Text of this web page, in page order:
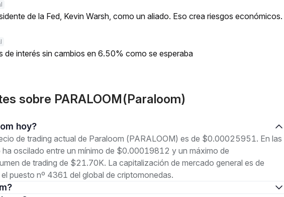
de la Fed, Kevin Warsh, como un aliado. Eso crea riesgos económicos.
de interés sin cambios en 6.50% como se esperaba
sobre PARALOOM(Paraloom)
hoy?
de trading actual de Paraloom (PARALOOM) es de $0.00025951. En las
oscilado entre un mínimo de $0.00019812 y un máximo de
de trading de $21.70K. La capitalización de mercado general es de
puesto nº 4361 del global de criptomonedas.